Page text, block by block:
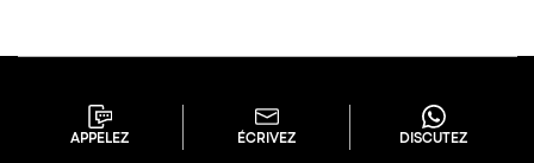
APPELEZ ÉCRIVEZ DISCUTEZ